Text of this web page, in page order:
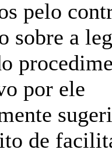
pelo
sobre a
por ele
de